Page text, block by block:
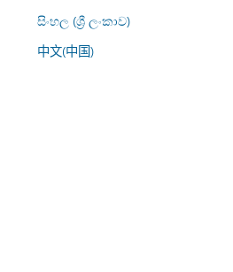
සිංහල (ශ්‍රී ලංකාව)
中文(中国)